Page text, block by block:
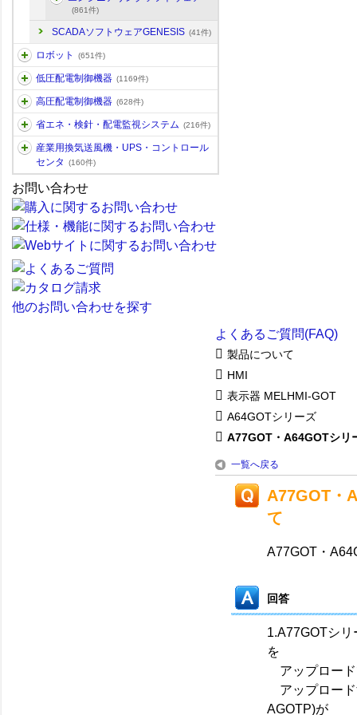
(861件)
SCADAソフトウェアGENESIS (41件)
ロボット (651件)
低圧配電制御機器 (1169件)
高圧配電制御機器 (628件)
省エネ・検針・配電監視システム (216件)
産業用換気送風機・UPS・コントロール
センタ
(160件)
お問い合わせ
他のお問い合わせを探す
よくあるご質問(FAQ)
製品について
HMI
表示器 MELHMI-GOT
A64GOTシリーズ
A77GOT・A64GOTシリ
一覧へ戻る
A77GOT・
て
A77GOT・
回答
1.A77GOTシ
を
アップロー
アップロード
AGOTP)が